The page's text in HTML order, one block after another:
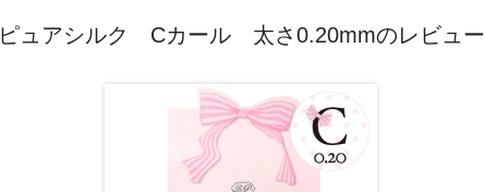
ピュアシルク Cカール 太さ0.20mmのレビュー